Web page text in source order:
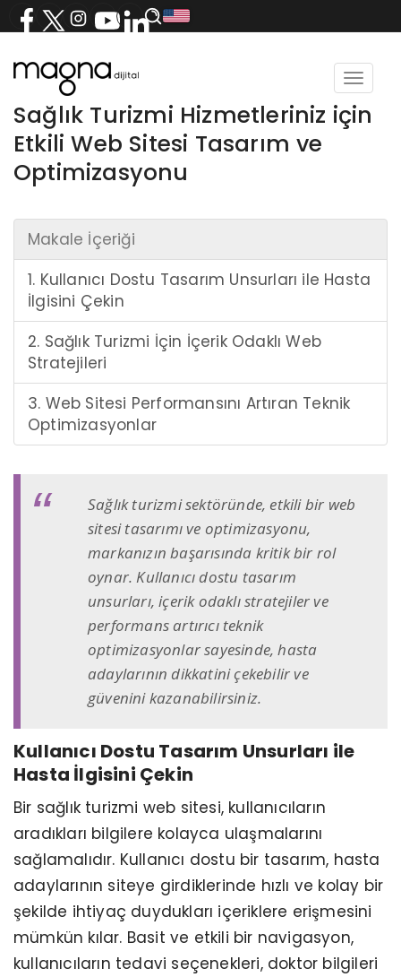
Toggle
Sağlık Turizmi Hizmetleriniz için
Etkili Web Sitesi Tasarım ve
Optimizasyonu
Makale İçeriği
1. Kullanıcı Dostu Tasarım Unsurları ile Hasta
İlgisini Çekin
2. Sağlık Turizmi İçin İçerik Odaklı Web
Stratejileri
3. Web Sitesi Performansını Artıran Teknik
Optimizasyonlar
Sağlık turizmi sektöründe, etkili bir web
sitesi tasarımı ve optimizasyonu,
markanızın başarısında kritik bir rol
oynar. Kullanıcı dostu tasarım
unsurları, içerik odaklı stratejiler ve
performans artırıcı teknik
optimizasyonlar sayesinde, hasta
adaylarının dikkatini çekebilir ve
güvenini kazanabilirsiniz.
Kullanıcı Dostu Tasarım Unsurları ile
Hasta İlgisini Çekin
Bir sağlık turizmi web sitesi, kullanıcıların
aradıkları bilgilere kolayca ulaşmalarını
sağlamalıdır. Kullanıcı dostu bir tasarım, hasta
adaylarının siteye girdiklerinde hızlı ve kolay bir
şekilde ihtiyaç duydukları içeriklere erişmesini
mümkün kılar. Basit ve etkili bir navigasyon,
kullanıcıların tedavi seçenekleri, doktor bilgileri